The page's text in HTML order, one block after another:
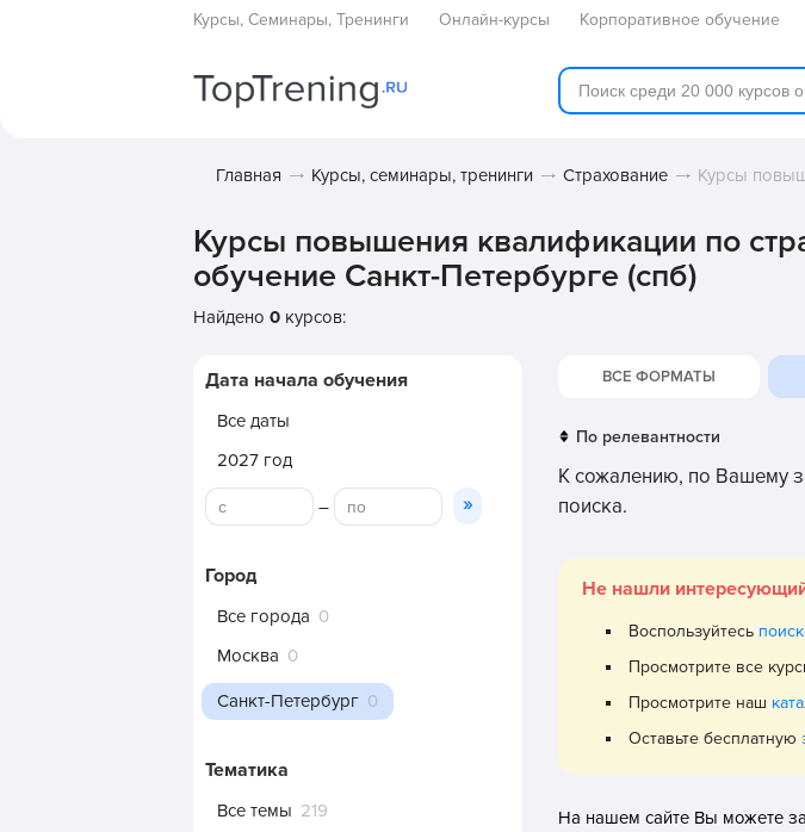
Курсы, Семинары, Тренинги Онлайн-курсы Корпоративное обучение
Главная Курсы, семинары, тренинги Страхование Курсы
Курсы повышения квалификации по
обучение Санкт-Петербурге (спб)
Найдено 0 курсов:
Дата начала обучения
Все даты
2027 год
– »
Город
Все города 0
Москва 0
Санкт-Петербург 0
Тематика
Все темы 219
ВСЕ ФОРМАТЫ
К сожалению, по Вашему
поиска.
Не нашли
Воспользуйтесь
Просмотрите все
Просмотрите наш
Оставьте бесплатную
На нашем сайте Вы можете